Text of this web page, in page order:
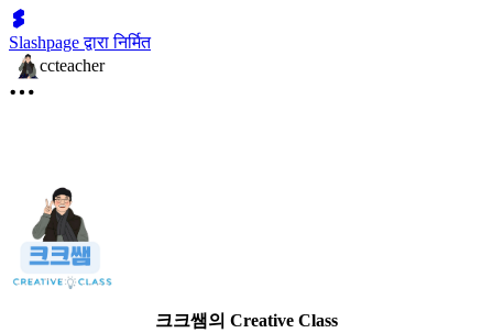
Slashpage द्वारा निर्मित
ccteacher
크크쌤의 Creative Class